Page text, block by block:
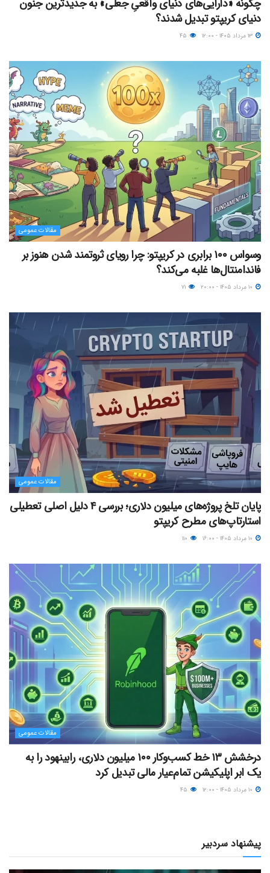
چگونه «دارایی‌های دنیای واقعیِ جعلی» به جدیدترین جنون
دنیای کریپتو تبدیل شدند؟
مقالات عمومی
وسواس ۱۰۰ برابری در کریپتو: چرا رویای ثروتمند شدن هنوز بر
فاندامنتال‌ها غلبه می‌کند؟
مقالات عمومی
پایان تلخ پروژه‌های میلیون دلاری؛ بررسی ۴ دلیل اصلی تعطیلی
استارتاپ‌های مطرح کریپتو
مقالات عمومی
درخشش ۱۳ خط کسب‌وکار ۱۰۰ میلیون دلاری، رابینهود را به
یک ابر اپلیکیشن تمام‌عیار مالی تبدیل کرد
پیشنهاد سردبیر